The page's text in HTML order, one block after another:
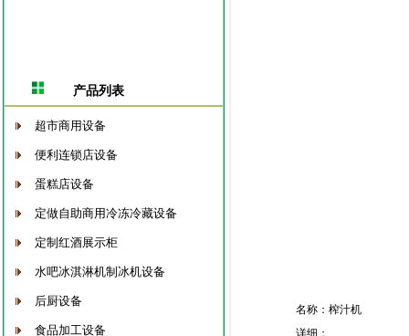
产品列表
超市商用设备
便利连锁店设备
蛋糕店设备
定做自助商用冷冻冷藏设备
定制红酒展示柜
水吧冰淇淋机制冰机设备
后厨设备
食品加工设备
名称：榨汁机
详细：